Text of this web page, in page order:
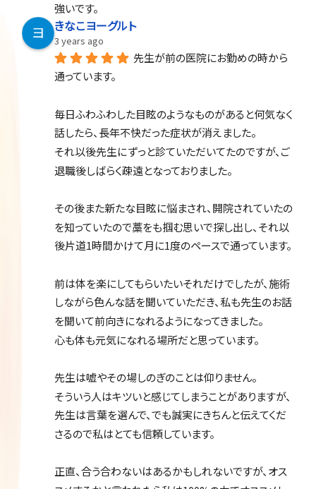
強いです。
きなこヨーグルト
3 years ago
先生が前の医院にお勤めの時から
通っています。
毎日ふわふわした目眩のようなものがあると何気なく
話したら、長年不快だった症状が消えました。
それ以後先生にずっと診ていただいてたのですが、ご
退職後しばらく疎遠となっておりました。
その後また新たな目眩に悩まされ、開院されていたの
を知っていたので藁をも掴む思いで探し出し、それ以
後片道1時間かけて月に1度のペースで通っています。
前は体を楽にしてもらいたいそれだけでしたが、施術
しながら色んな話を聞いていただき、私も先生のお話
を聞いて前向きになれるようになってきました。
心も体も元気になれる場所だと思っています。
先生は嘘やその場しのぎのことは仰りません。
そういう人はキツいと感じてしまうことがありますが、
先生は言葉を選んで、でも誠実にきちんと伝えてくだ
さるので私はとても信頼しています。
正直、合う合わないはあるかもしれないですが、オス